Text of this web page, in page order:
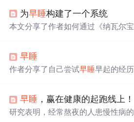
为早睡构建了一个系统
本文分享了作者如何通过《纳瓦尔
的变化。
早睡
作者分享了自己尝试早睡早起的经
早睡 ，赢在健康的起跑线上！
研究表明，经常熬夜的人患慢性病